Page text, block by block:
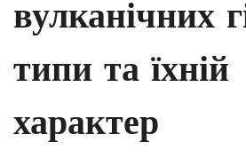
вулканічних
типи та їхній
характер